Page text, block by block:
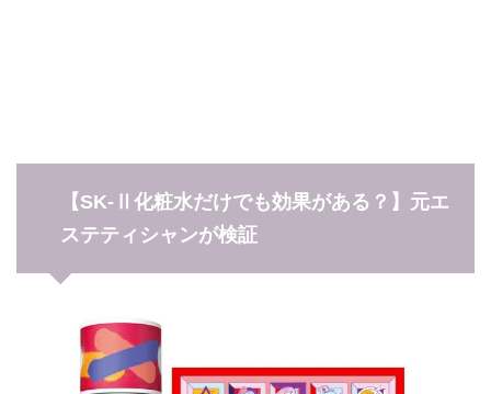
【SK-Ⅱ化粧水だけでも効果がある？】元エ
ステティシャンが検証